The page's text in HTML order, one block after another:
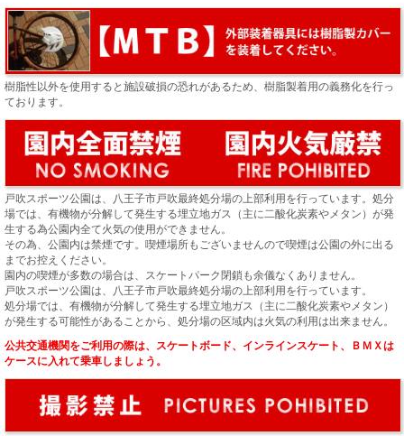
樹脂性以外を使用すると施設破損の恐れがあるため、樹脂製着用の義務化を行っ
ております。
戸吹スポーツ公園は、八王子市戸吹最終処分場の上部利用を行っています。処分
場では、有機物が分解して発生する埋立地ガス（主に二酸化炭素やメタン）が発
生する為公園内全て火気の使用ができません。
その為、公園内は禁煙です。喫煙場所もございませんので喫煙は公園の外に出る
までお控えください。
園内の喫煙が多数の場合は、スケートパーク閉鎖も余儀なくありません。
戸吹スポーツ公園は、八王子市戸吹最終処分場の上部利用を行っています。
処分場では、有機物が分解して発生する埋立地ガス（主に二酸化炭素やメタン）
が発生する可能性があることから、処分場の区域内は火気の利用は出来ません。
公共交通機関をご利用の際は、スケートボード、インラインスケート、ＢＭＸは
ケースに入れて乗車しましょう。